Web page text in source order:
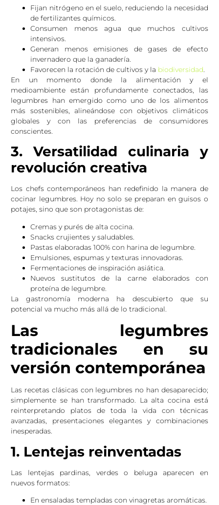
Fijan nitrógeno en el suelo, reduciendo la necesidad
de fertilizantes químicos.
Consumen menos agua que muchos cultivos
intensivos.
Generan menos emisiones de gases de efecto
invernadero que la ganadería.
Favorecen la rotación de cultivos y la biodiversidad.
En un momento donde la alimentación y el
medioambiente están profundamente conectados, las
legumbres han emergido como uno de los alimentos
más sostenibles, alineándose con objetivos climáticos
globales y con las preferencias de consumidores
conscientes.
3. Versatilidad culinaria y
revolución creativa
Los chefs contemporáneos han redefinido la manera de
cocinar legumbres. Hoy no solo se preparan en guisos o
potajes, sino que son protagonistas de:
Cremas y purés de alta cocina.
Snacks crujientes y saludables.
Pastas elaboradas 100% con harina de legumbre.
Emulsiones, espumas y texturas innovadoras.
Fermentaciones de inspiración asiática.
Nuevos sustitutos de la carne elaborados con
proteína de legumbre.
La gastronomía moderna ha descubierto que su
potencial va mucho más allá de lo tradicional.
Las legumbres
tradicionales en su
versión contemporánea
Las recetas clásicas con legumbres no han desaparecido;
simplemente se han transformado. La alta cocina está
reinterpretando platos de toda la vida con técnicas
avanzadas, presentaciones elegantes y combinaciones
inesperadas.
1. Lentejas reinventadas
Las lentejas pardinas, verdes o beluga aparecen en
nuevos formatos:
En ensaladas templadas con vinagretas aromáticas.